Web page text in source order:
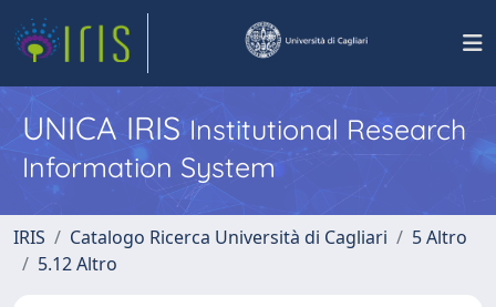
UNICA IRISInstitutional Research
Information System
IRIS Catalogo Ricerca Università di Cagliari
5 Altro
5.12 Altro